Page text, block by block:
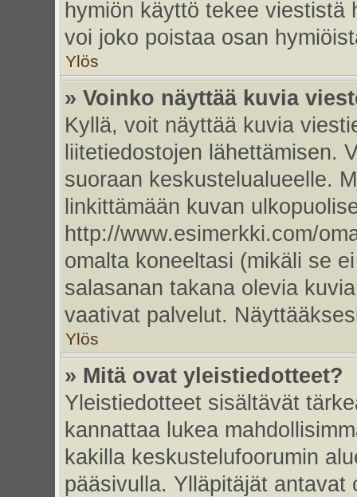
hymiön käyttö tekee viestistä
voi joko poistaa osan
Ylös
» Voinko näyttää kuvia
Kyllä, voit näyttää kuvia
liitetiedostojen lähettämisen.
suoraan keskustelualueelle.
linkittämään kuvan
http://www.esimerkki.com/
omalta koneeltasi (mikäli se
salasanan takana olevia
vaativat palvelut.
Ylös
» Mitä ovat yleistiedotteet?
Yleistiedotteet sisältävät
kannattaa lukea
kakilla keskustelufoorumin
pääsivulla. Ylläpitäjät antavat